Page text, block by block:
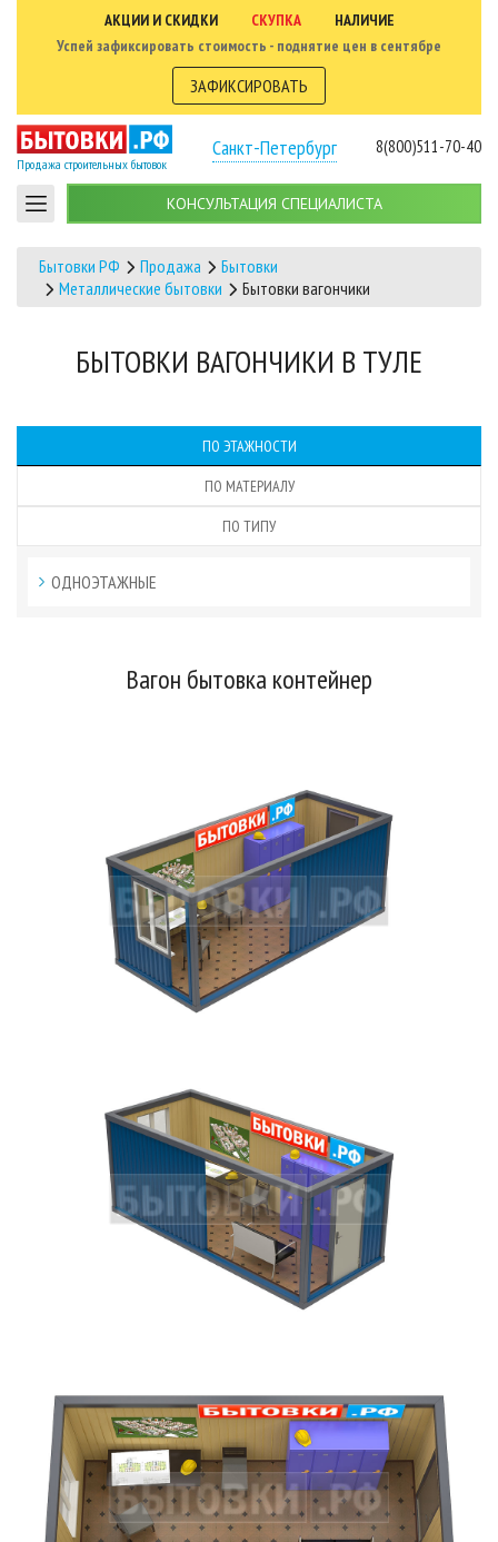
АКЦИИ И СКИДКИ СКУПКА
НАЛИЧИЕ
Успей зафиксировать стоимость - поднятие цен в сентябре
ЗАФИКСИРОВАТЬ
Продажа строительных бытовок
Санкт-Петербург 8(800)511-70-40
КОНСУЛЬТАЦИЯ СПЕЦИАЛИСТА
Бытовки РФ Продажа
Бытовки
Металлические бытовки
Бытовки вагончики
БЫТОВКИ ВАГОНЧИКИ В ТУЛЕ
ПО ЭТАЖНОСТИ
ПО МАТЕРИАЛУ
ПО ТИПУ
ОДНОЭТАЖНЫЕ
Вагон бытовка контейнер